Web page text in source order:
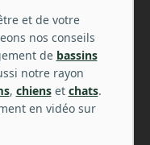
et de votre
nos conseils
de bassins
notre rayon
, chienset chats.
en vidéo sur